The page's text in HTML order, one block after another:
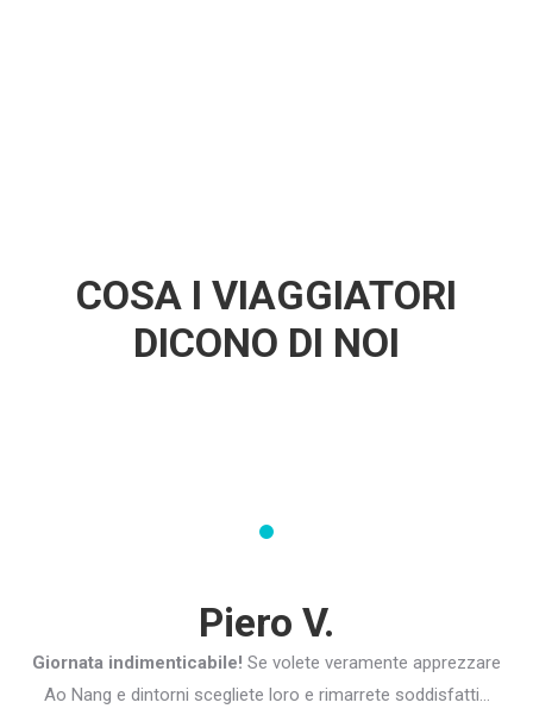
COSA I VIAGGIATORI
DICONO DI NOI
Piero V.
Giornata indimenticabile! Se volete veramente apprezzare
Ao Nang e dintorni scegliete loro e rimarrete soddisfatti…